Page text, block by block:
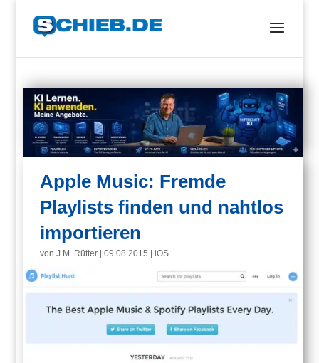
Apple Music: Fremde
Playlists finden und nahtlos
importieren
vonJ.M. Rütter |09.08.2015 |iOS